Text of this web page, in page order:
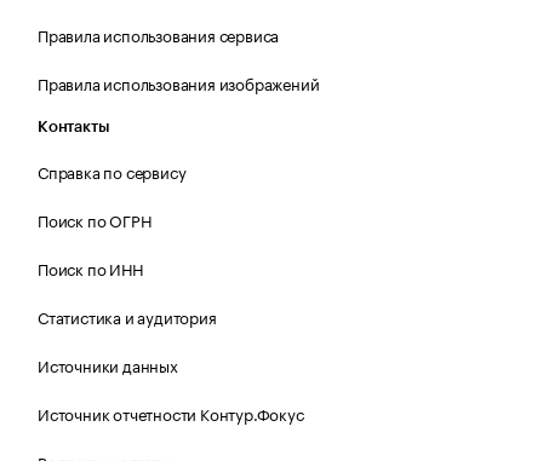
Правила использования сервиса
Правила использования изображений
Контакты
Справка по сервису
Поиск по ОГРН
Поиск по ИНН
Статистика и аудитория
Источники данных
Источник отчетности Контур.Фокус